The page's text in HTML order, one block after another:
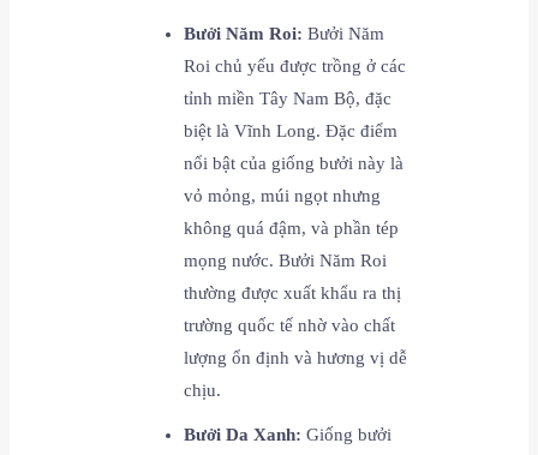
Bưởi Năm Roi: Bưởi Năm
Roi chủ yếu được trồng ở các
tỉnh miền Tây Nam Bộ, đặc
biệt là Vĩnh Long. Đặc điểm
nổi bật của giống bưởi này là
vỏ mỏng, múi ngọt nhưng
không quá đậm, và phần tép
mọng nước. Bưởi Năm Roi
thường được xuất khẩu ra thị
trường quốc tế nhờ vào chất
lượng ổn định và hương vị dễ
chịu.
Bưởi Da Xanh: Giống bưởi